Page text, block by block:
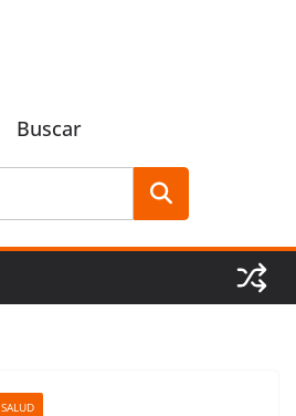
Buscar
SALUD